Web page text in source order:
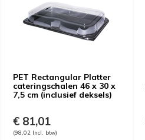
PET Rectangular Platter
cateringschalen 46 x 30 x
7,5 cm (inclusief deksels)
€ 81,01
(98,02 Incl. btw)